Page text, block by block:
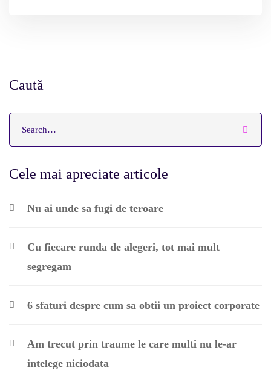
Caută
Cele mai apreciate articole
Nu ai unde sa fugi de teroare
Cu fiecare runda de alegeri, tot mai mult
segregam
6 sfaturi despre cum sa obtii un proiect corporate
Am trecut prin traume le care multi nu le-ar
intelege niciodata